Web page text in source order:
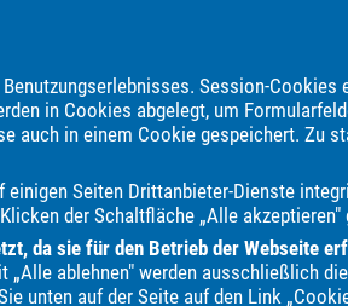
Session-
in Cookies abgelegt, um
auch in einem Cookie gespeichert. Zu
Seiten Drittanbieter-Dienste
der Schaltfläche „Alle akzeptieren"
da sie für den Betrieb der Webseite
ablehnen" werden ausschließlich
unten auf der Seite auf den Link
Jahreswagen und Neuwagen
Audi BAIC BAW BMW
Cupra DAF DFM DFSK
LMC Lada Land Rover Leapmotor
Omoda Opel Ora Peugeot
T@b TEC Tabbert Terex Tesla